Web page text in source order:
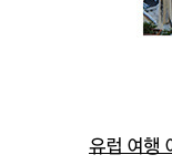
유럽 여행